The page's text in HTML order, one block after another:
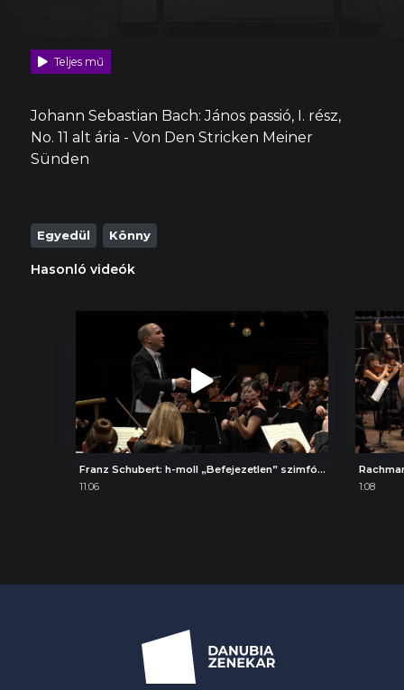
Teljes mű
Johann Sebastian Bach: János passió, I. rész,
No. 11 alt ária - Von Den Stricken Meiner
Sünden
Egyedül Könny
Hasonló videók
Franz Schubert: h-moll „Befejezetlen” szimfónia, II. Andante con moto
11:06
1:08